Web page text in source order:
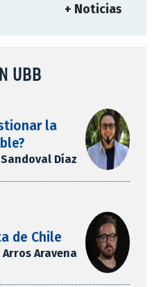
+ Noticias
UBB
la
Sandoval Díaz
de Chile
Aravena